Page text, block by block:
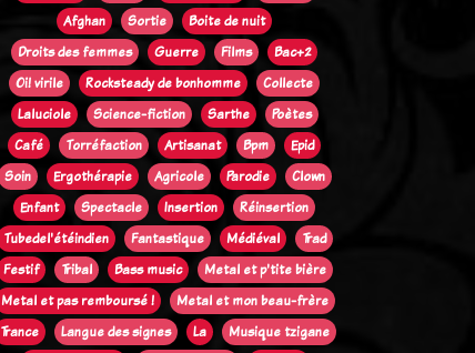
Afghan
Sortie
Boite de nuit
Droits des femmes
Guerre Films
Bac+2
Oi! virile
Rocksteady de bonhomme
Collecte
Laluciole
Science-fiction Sarthe
Poètes
Café
Torréfaction Artisanat Bpm
Epid
Soin
Ergothérapie Agricole Parodie
Clown
Enfant
Spectacle Insertion
Réinsertion
Tubedel'étéindien
Fantastique Médiéval
Trad
Festif
Tribal Bass music
Metal et p'tite bière
Metal et pas remboursé !
Metal et mon beau-frère
Trance
Langue des signes La
Musique tzigane